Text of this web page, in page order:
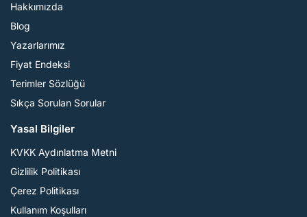
Hakkımızda
Blog
Yazarlarımız
Fiyat Endeksi
Terimler Sözlüğü
Sıkça Sorulan Sorular
Yasal Bilgiler
KVKK Aydınlatma Metni
Gizlilik Politikası
Çerez Politikası
Kullanım Koşulları